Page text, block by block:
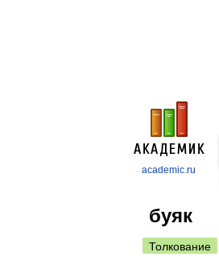
academic.ru
буяк
Толкование